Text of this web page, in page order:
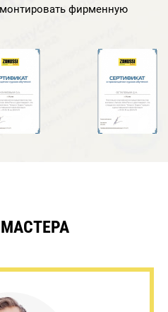
фирменную